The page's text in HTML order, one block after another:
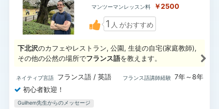
マンツーマンレッスン料 ￥2500
1 人 がおすすめ
下北沢のカフェやレストラン, 公園, 生徒の自宅(家庭教師),
その他の公然の場所でフランス語を教えます。
ネイティブ言語 フランス語 / 英語 フランス語講師経験 7年～8年
初心者歓迎！
Guilhem先生からのメッセージ